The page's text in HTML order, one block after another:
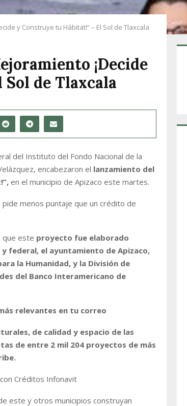
y Construye tu Hábitat!” – El Sol de Tlaxcala
¡Decide
de Tlaxcala
del Instituto del Fondo Nacional de la
encabezaron el lanzamiento del
en el municipio de Apizaco este martes.
menos puntaje que un crédito de
que este proyecto fue elaborado
federal, el ayuntamiento de Apizaco,
la Humanidad, y la División de
del Banco Interamericano de
relevantes en tu correo
de calidad y espacio de las
de entre 2 mil 204 proyectos de más
Créditos Infonavit
este y otros municipios construyan